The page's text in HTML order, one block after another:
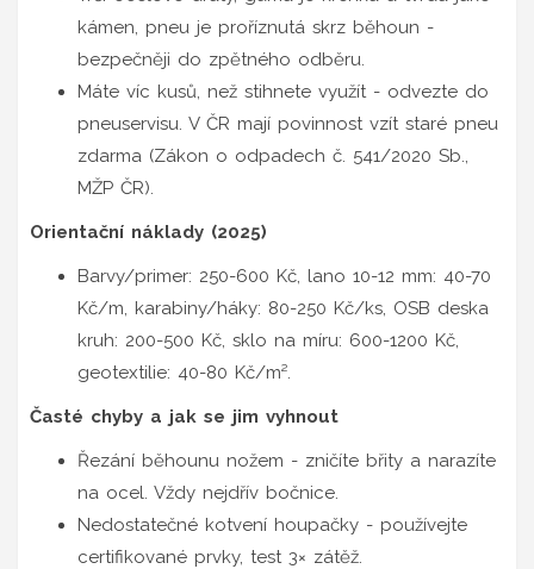
kámen, pneu je proříznutá skrz běhoun -
bezpečněji do zpětného odběru.
Máte víc kusů, než stihnete využít - odvezte do
pneuservisu. V ČR mají povinnost vzít staré pneu
zdarma (Zákon o odpadech č. 541/2020 Sb.,
MŽP ČR).
Orientační náklady (2025)
Barvy/primer: 250-600 Kč, lano 10-12 mm: 40-70
Kč/m, karabiny/háky: 80-250 Kč/ks, OSB deska
kruh: 200-500 Kč, sklo na míru: 600-1200 Kč,
geotextilie: 40-80 Kč/m².
Časté chyby a jak se jim vyhnout
Řezání běhounu nožem - zničíte břity a narazíte
na ocel. Vždy nejdřív bočnice.
Nedostatečné kotvení houpačky - používejte
certifikované prvky, test 3× zátěž.